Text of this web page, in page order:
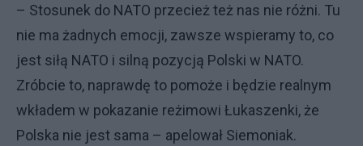
– Stosunek do NATO przecież też nas nie różni. Tu
nie ma żadnych emocji, zawsze wspieramy to, co
jest siłą NATO i silną pozycją Polski w NATO.
Zróbcie to, naprawdę to pomoże i będzie realnym
wkładem w pokazanie reżimowi Łukaszenki, że
Polska nie jest sama – apelował Siemoniak.